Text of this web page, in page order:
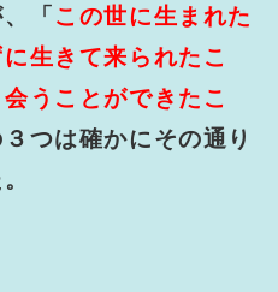
「 この世に生まれた
生きて来られたこ
うことができたこ
つは確かにその通り